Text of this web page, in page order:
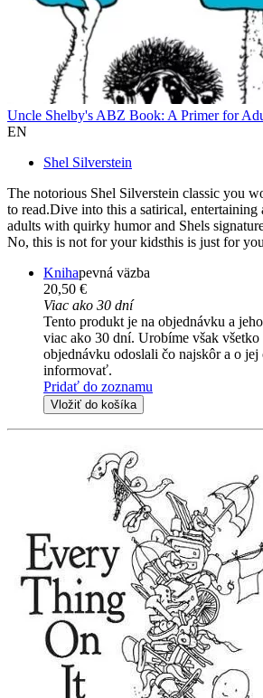
Uncle Shelby's ABZ Book: A Primer for
EN
Shel Silverstein
The notorious Shel Silverstein classic you
to read.Dive into this a satirical, entertaining
adults with quirky humor and Shels
No, this is not for your kidsthis is just for
Knihapevná väzba
20,50 €
Viac ako 30 dní
Tento produkt je na objednávku a
viac ako 30 dní. Urobíme však všetko
objednávku odoslali čo najskôr a o jej
informovať.
Pridať do zoznamu
Vložiť do košíka